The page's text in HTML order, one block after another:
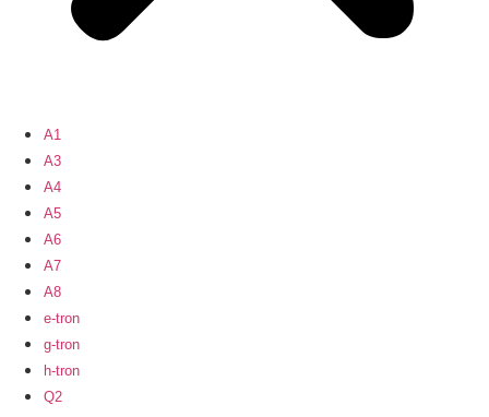
A1
A3
A4
A5
A6
A7
A8
e-tron
g-tron
h-tron
Q2